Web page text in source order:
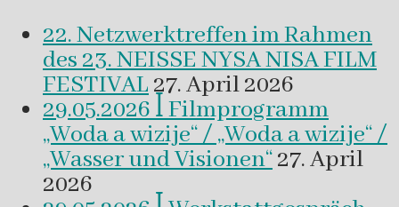
22. Netzwerktreffen im Rahmen
des 23. NEISSE NYSA NISA FILM
FESTIVAL27. April 2026
29.05.2026 ꟾ Filmprogramm
„Woda a wizije“ / „Woda a wizije“ /
„Wasser und Visionen“27. April
2026